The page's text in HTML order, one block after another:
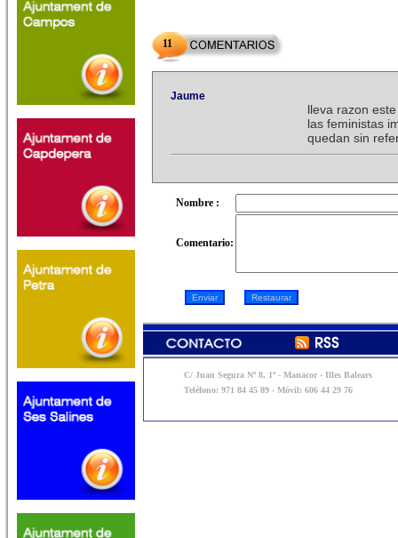
11
Jaume
lleva razon
las feministas
quedan sin
Nombre :
Comentario:
C/ Juan Segura Nº 8, 1º - Manacor - Illes Balears
Teléfono: 971 84 45 89 - Móvil: 606 44 29 76